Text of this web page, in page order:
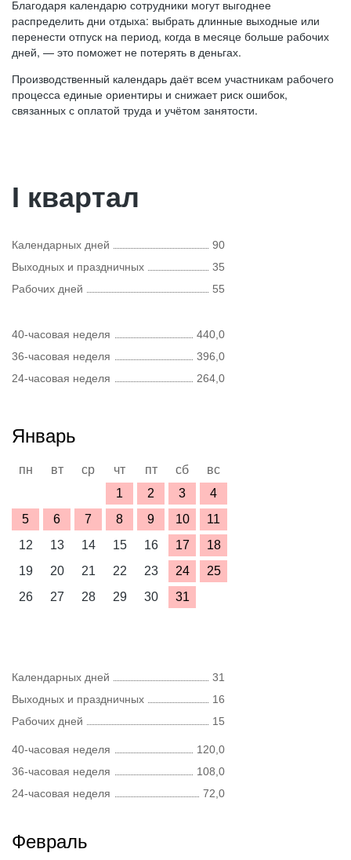
Благодаря календарю сотрудники могут выгоднее
распределить дни отдыха: выбрать длинные выходные или
перенести отпуск на период, когда в месяце больше рабочих
дней, — это поможет не потерять в деньгах.
Производственный календарь даёт всем участникам рабочего
процесса единые ориентиры и снижает риск ошибок,
связанных с оплатой труда и учётом занятости.
I квартал
Календарных дней
90
Выходных и праздничных
35
Рабочих дней
55
40-часовая неделя
440,0
36-часовая неделя
396,0
24-часовая неделя
264,0
Январь
пн вт ср чт пт сб
вс
1
2 3
4
5
6 7 8 9 10
11
12
13 14 15 16 17
18
19
20 21 22 23 24
25
26
27 28 29 30 31
Календарных дней
31
Выходных и праздничных
16
Рабочих дней
15
40-часовая неделя
120,0
36-часовая неделя
108,0
24-часовая неделя
72,0
Февраль